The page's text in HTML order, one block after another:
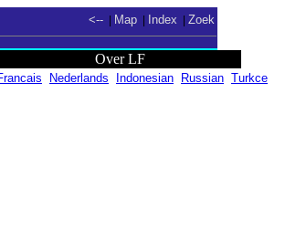
<--| Map| Index Zoek
Over LF
Nederlands Indonesian Russian Turkce